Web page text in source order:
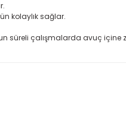
kolaylık sağlar.
çalışmalarda avuç içine